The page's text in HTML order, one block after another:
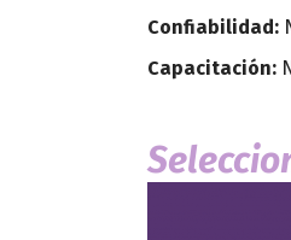
Confiabilidad:
Capacitación: